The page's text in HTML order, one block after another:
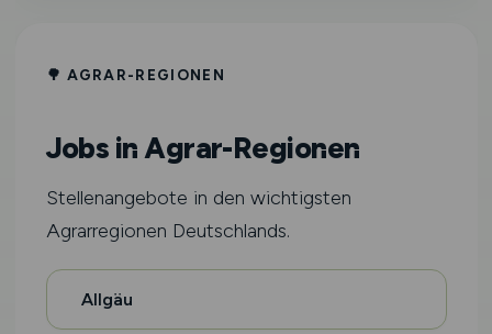
🌳 AGRAR-REGIONEN
Jobs in Agrar-Regionen
Stellenangebote in den wichtigsten
Agrarregionen Deutschlands.
Allgäu